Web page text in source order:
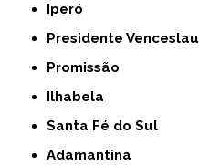
Iperó
Presidente Venceslau
Promissão
Ilhabela
Santa Fé do Sul
Adamantina